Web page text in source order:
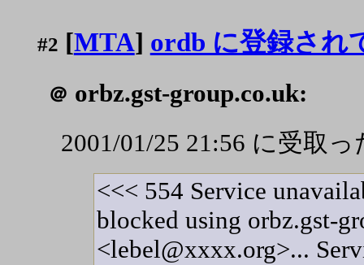
#2 [MTA] ordb に登録され
＠ orbz.gst-group.co.uk:
2001/01/25 21:56 に受取
<<< 554 Service
blocked using orbz.gst-
<lebel@xxxx.org>...